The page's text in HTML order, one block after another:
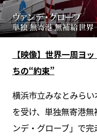
【映像】世界一周ヨ
ちの“約束”
横浜市立みなとみら
を受け、単独無寄港
ンデ・グローブ」で完